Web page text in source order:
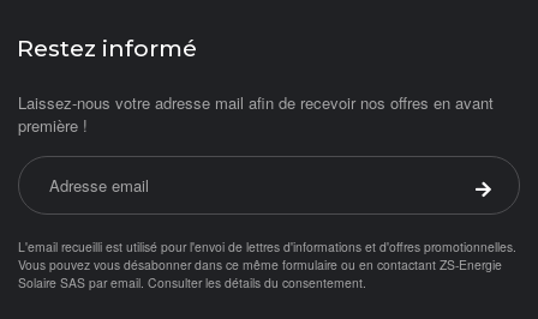
Restez informé
Laissez-nous votre adresse mail afin de recevoir nos offres en avant
première !
Adresse email
Valider
L'email recueilli est utilisé pour l'envoi de lettres d'informations et d'offres promotionnelles.
Vous pouvez vous désabonner dans ce même formulaire ou en contactant ZS-Energie
Solaire SAS paremail Consulter les détails du consentement.